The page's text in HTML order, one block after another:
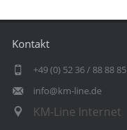
Kontakt
+49 (0) 52 36 / 88 88 85
info@km-line.de
KM-Line Internet